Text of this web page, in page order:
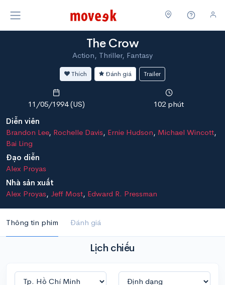
The Crow
Action, Thriller, Fantasy
Thích Đánh giá Trailer
11/05/1994 (US)
102 phút
Diễn viên
Brandon Lee, Rochelle Davis, Ernie Hudson, Michael Wincott,
Bai Ling
Đạo diễn
Alex Proyas
Nhà sản xuất
Alex Proyas, Jeff Most, Edward R. Pressman
Thông tin phim Đánh giá
Lịch chiếu